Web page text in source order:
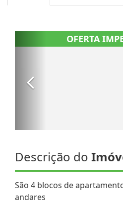
Descrição do
São 4 blocos de
andares